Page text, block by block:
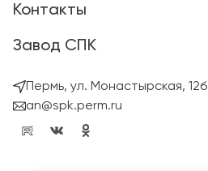
Контакты
Завод СПК
Пермь, ул. Монастырская, 12б
an@spk.perm.ru